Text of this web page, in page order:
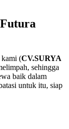
kami (CV.SURYA
sehingga
baik dalam
untuk itu, siap